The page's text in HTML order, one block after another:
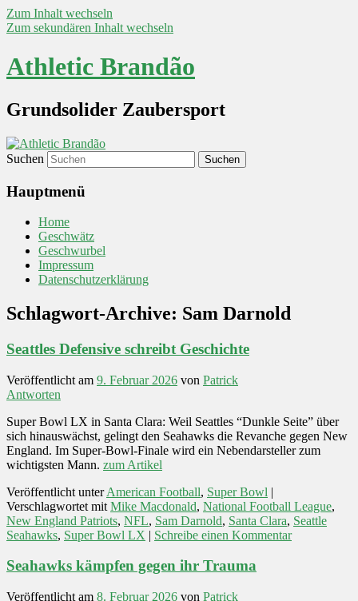
Zum Inhalt wechseln
Zum sekundären Inhalt wechseln
Athletic Brandão
Grundsolider Zaubersport
Suchen
Hauptmenü
Home
Geschwätz
Geschwurbel
Impressum
Datenschutzerklärung
Schlagwort-Archive: Sam Darnold
Seattles Defensive schreibt Geschichte
Veröffentlicht am 9. Februar 2026 von Patrick
Antworten
Super Bowl LX in Santa Clara: Weil Seattles “Dunkle Seite” über
sich hinauswächst, gelingt den Seahawks die Revanche gegen New
England. Im Super-Bowl-Finale wird ein Nebendarsteller zum
wichtigsten Mann. zum Artikel
Veröffentlicht unter American Football, Super Bowl |
Verschlagwortet mit Mike Macdonald, National Football League,
New England Patriots, NFL, Sam Darnold, Santa Clara, Seattle
Seahawks, Super Bowl LX | Schreibe einen Kommentar
Seahawks kämpfen gegen ihr Trauma
Veröffentlicht am 8. Februar 2026 von Patrick